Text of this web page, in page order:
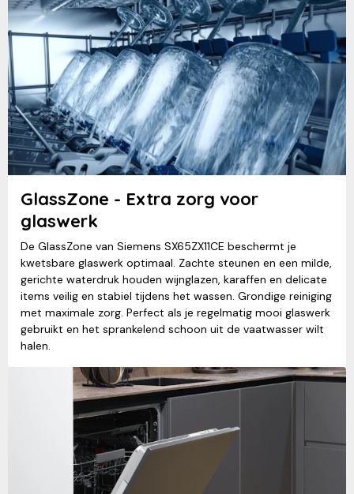
GlassZone - Extra zorg voor
glaswerk
De GlassZone van Siemens SX65ZX11CE beschermt je
kwetsbare glaswerk optimaal. Zachte steunen en een milde,
gerichte waterdruk houden wijnglazen, karaffen en delicate
items veilig en stabiel tijdens het wassen. Grondige reiniging
met maximale zorg. Perfect als je regelmatig mooi glaswerk
gebruikt en het sprankelend schoon uit de vaatwasser wilt
halen.